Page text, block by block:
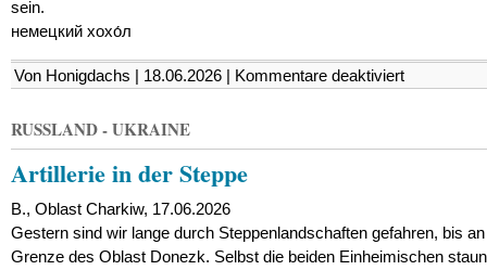
sein.
немецкий хохо́л
Von Honigdachs | 18.06.2026 | Kommentare deaktiviertfür
Wie
Krieg,
RUSSLAND - UKRAINE
Artillerie in der Steppe
B., Oblast Charkiw, 17.06.2026
Gestern sind wir lange durch Steppenlandschaften gefahren, bis
Grenze des Oblast Donezk. Selbst die beiden Einheimischen